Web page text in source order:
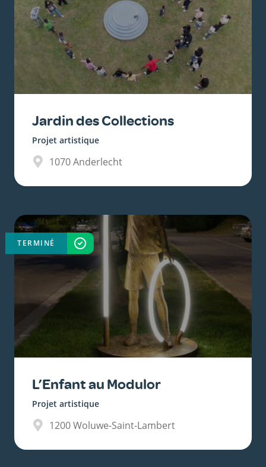
Jardin des Collections
Projet artistique
1070Anderlecht
L’Enfant au Modulor
Projet artistique
1200Woluwe-Saint-Lambert
TERMINÉ